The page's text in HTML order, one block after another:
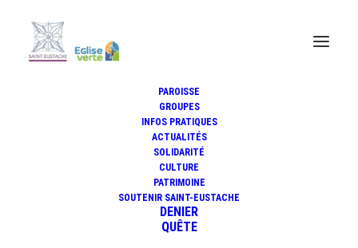
PAROISSE
GROUPES
INFOS PRATIQUES
ACTUALITÉS
SOLIDARITÉ
CULTURE
PATRIMOINE
SOUTENIR SAINT-EUSTACHE
DENIER
QUÊTE
Homélie du dimanche 1er mars
2026 (2e dimanche de Carême)
par le père Gilles-Hervé Masson